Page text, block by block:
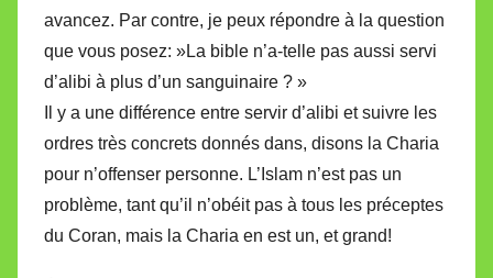
avancez. Par contre, je peux répondre à la question
que vous posez: »La bible n’a-telle pas aussi servi
d’alibi à plus d’un sanguinaire ? »
Il y a une différence entre servir d’alibi et suivre les
ordres très concrets donnés dans, disons la Charia
pour n’offenser personne. L’Islam n’est pas un
problème, tant qu’il n’obéit pas à tous les préceptes
du Coran, mais la Charia en est un, et grand!